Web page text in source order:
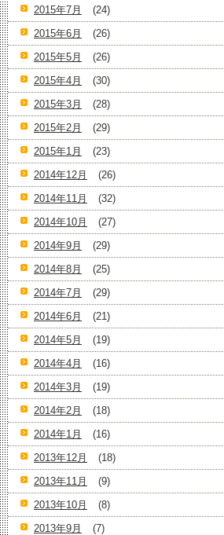
2015年7月
(24)
2015年6月
(26)
2015年5月
(26)
2015年4月
(30)
2015年3月
(28)
2015年2月
(29)
2015年1月
(23)
2014年12月
(26)
2014年11月
(32)
2014年10月
(27)
2014年9月
(29)
2014年8月
(25)
2014年7月
(29)
2014年6月
(21)
2014年5月
(19)
2014年4月
(16)
2014年3月
(19)
2014年2月
(18)
2014年1月
(16)
2013年12月
(18)
2013年11月
(9)
2013年10月
(8)
2013年9月
(7)